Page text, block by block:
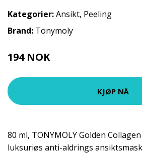
Kategorier:Ansikt, Peeling
Brand: Tonymoly
194 NOK
KJØP NÅ
80 ml, TONYMOLY Golden
luksuriøs anti-aldrings